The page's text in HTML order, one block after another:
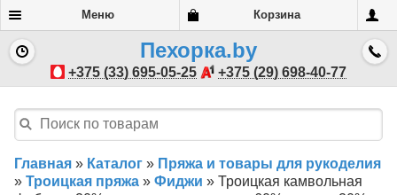
Меню Корзина
Пехорка.by
+375 (33) 695-05-25 +375 (29) 698-40-77
Главная » Каталог » Пряжа и товары для рукоделия
» Троицкая пряжа » Фиджи » Троицкая камвольная